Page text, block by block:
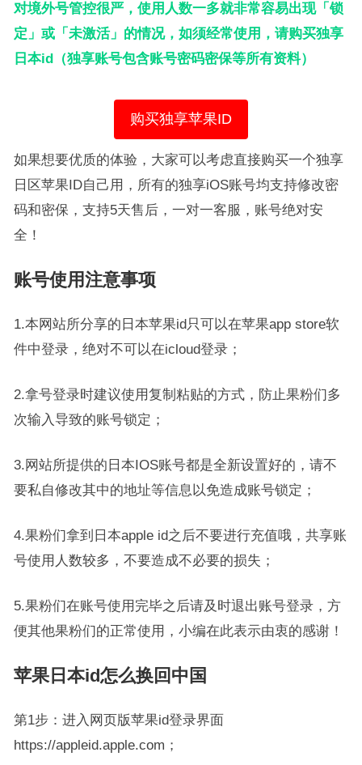
对境外号管控很严，使用人数一多就非常容易出现「锁
定」或「未激活」的情况，如须经常使用，请购买独享
日本id（独享账号包含账号密码密保等所有资料）
购买独享苹果ID
如果想要优质的体验，大家可以考虑直接购买一个独享
日区苹果ID自己用，所有的独享iOS账号均支持修改密
码和密保，支持5天售后，一对一客服，账号绝对安
全！
账号使用注意事项
1.本网站所分享的日本苹果id只可以在苹果app store软
件中登录，绝对不可以在icloud登录；
2.拿号登录时建议使用复制粘贴的方式，防止果粉们多
次输入导致的账号锁定；
3.网站所提供的日本IOS账号都是全新设置好的，请不
要私自修改其中的地址等信息以免造成账号锁定；
4.果粉们拿到日本apple id之后不要进行充值哦，共享账
号使用人数较多，不要造成不必要的损失；
5.果粉们在账号使用完毕之后请及时退出账号登录，方
便其他果粉们的正常使用，小编在此表示由衷的感谢！
苹果日本id怎么换回中国
第1步：进入网页版苹果id登录界面
https://appleid.apple.com；